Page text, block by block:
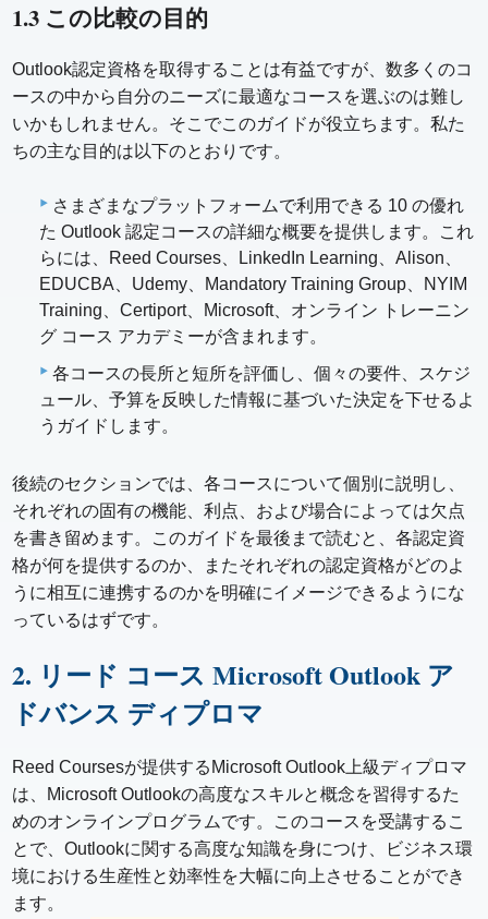
1.3 この比較の目的
Outlook認定資格を取得することは有益ですが、数多くのコ
ースの中から自分のニーズに最適なコースを選ぶのは難し
いかもしれません。そこでこのガイドが役立ちます。私た
ちの主な目的は以下のとおりです。
さまざまなプラットフォームで利用できる 10 の優れ
た Outlook 認定コースの詳細な概要を提供します。これ
らには、Reed Courses、LinkedIn Learning、Alison、
EDUCBA、Udemy、Mandatory Training Group、NYIM
Training、Certiport、Microsoft、オンライン トレーニン
グ コース アカデミーが含まれます。
各コースの長所と短所を評価し、個々の要件、スケジ
ュール、予算を反映した情報に基づいた決定を下せるよ
うガイドします。
後続のセクションでは、各コースについて個別に説明し、
それぞれの固有の機能、利点、および場合によっては欠点
を書き留めます。このガイドを最後まで読むと、各認定資
格が何を提供するのか、またそれぞれの認定資格がどのよ
うに相互に連携するのかを明確にイメージできるようにな
っているはずです。
2. リード コース Microsoft Outlook ア
ドバンス ディプロマ
Reed Coursesが提供するMicrosoft Outlook上級ディプロマ
は、Microsoft Outlookの高度なスキルと概念を習得するた
めのオンラインプログラムです。このコースを受講するこ
とで、Outlookに関する高度な知識を身につけ、ビジネス環
境における生産性と効率性を大幅に向上させることができ
ます。